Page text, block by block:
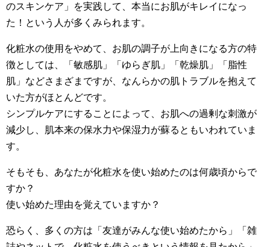
のスキンケア」を実践して、本当にお肌がキレイになっ
た！という人が多くみられます。
化粧水の使用をやめて、お肌の調子が上向きになる方の特
徴としては、「敏感肌」「ゆらぎ肌」「乾燥肌」「脂性
肌」などさまざまですが、なんらかの肌トラブルを抱えて
いた方がほとんどです。
シンプルケアにすることによって、お肌への過剰な刺激が
減少し、肌本来の保水力や保湿力が蘇るともいわれていま
す。
そもそも、あなたが化粧水を使い始めたのは何歳頃からで
すか？
使い始めた理由を覚えていますか？
恐らく、多くの方は「友達がみんな使い始めたから」「雑